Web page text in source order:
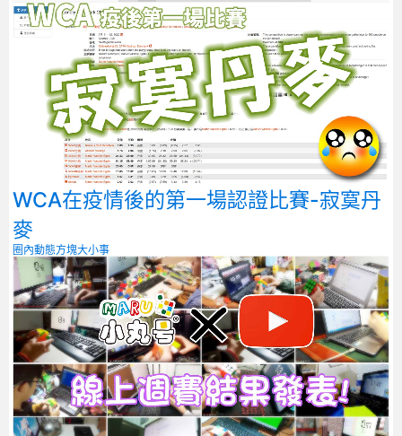
WCA在疫情後的第一場認證比賽-寂寞丹
麥
圈內動態方塊大小事